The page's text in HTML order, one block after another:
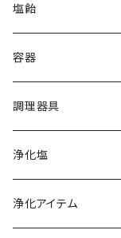
レッド
コーラル
イラン岩塩
グレー
オレンジ
オーストラリア湖塩
ハワイ天日塩
クリスタル
レッド
フランス天日塩
カマルグ
イタリア岩塩
塩飴
容器
調理器具
浄化塩
浄化アイテム